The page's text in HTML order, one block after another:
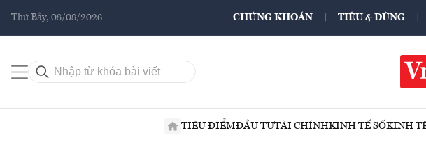
Thứ Bảy, 08/08/2026 CHỨNG KHOÁN TIÊU & DÙNG
TIÊU ĐIỂMĐẦU TƯTÀI CHÍNHKINH TẾ SỐKINH